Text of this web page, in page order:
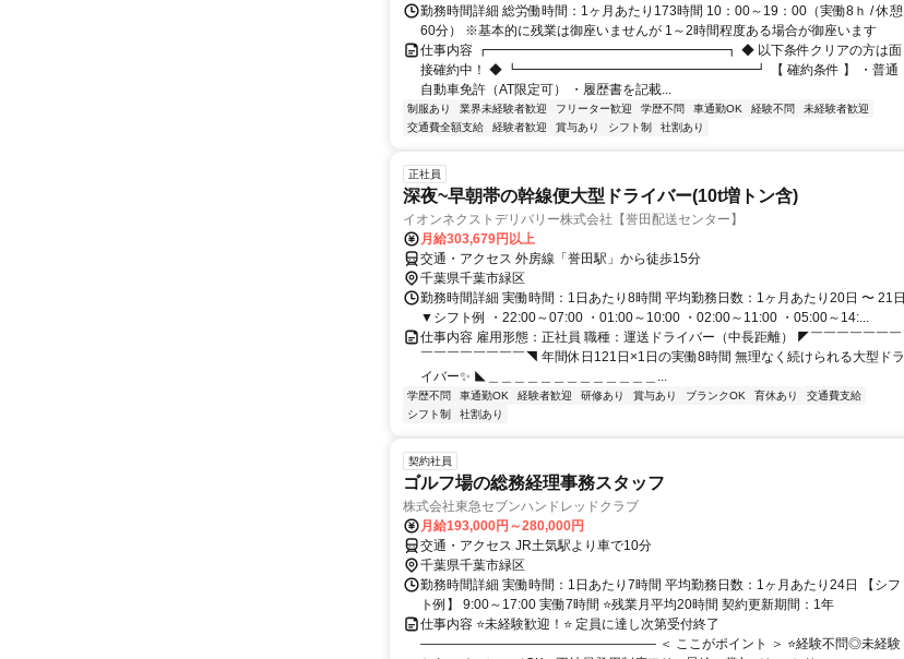
勤務時間詳細 総労働時間：1ヶ月あたり173時間 10：00～19：00（実働8ｈ / 休憩
60分） ※基本的に残業は御座いませんが 1～2時間程度ある場合が御座います
仕事内容 ┏━━━━━━━━━━━━━━━━━━┓ ◆ 以下条件クリアの方は面
接確約中！ ◆ ┗━━━━━━━━━━━━━━━━━━┛ 【 確約条件 】 ・普通
自動車免許（AT限定可） ・履歴書を記載...
制服あり 業界未経験者歓迎 フリーター歓迎 学歴不問 車通勤OK 経験不問
未経験者歓迎
交通費全額支給
経験者歓迎 賞与あり シフト制 社割あり
正社員
深夜~早朝帯の幹線便大型ドライバー(10t増トン含)
イオンネクストデリバリー株式会社【誉田配送センター】
月給303,679円以上
交通・アクセス 外房線「誉田駅」から徒歩15分
千葉県千葉市緑区
勤務時間詳細 実働時間：1日あたり8時間 平均勤務日数：1ヶ月あたり20日 〜 21日
▼シフト例 ・22:00～07:00 ・01:00～10:00 ・02:00～11:00 ・05:00～14:...
仕事内容 雇用形態：正社員 職種：運送ドライバー（中長距離） ◤￣￣￣￣￣￣￣
￣￣￣￣￣￣￣￣◥ 年間休日121日×1日の実働8時間 無理なく続けられる大型ドラ
イバー✨ ◣＿＿＿＿＿＿＿＿＿＿＿＿＿...
学歴不問 車通勤OK 経験者歓迎 研修あり 賞与あり ブランクOK 育休あり
交通費支給
シフト制
社割あり
契約社員
ゴルフ場の総務経理事務スタッフ
株式会社東急セブンハンドレッドクラブ
月給193,000円～280,000円
交通・アクセス JR土気駅より車で10分
千葉県千葉市緑区
勤務時間詳細 実働時間：1日あたり7時間 平均勤務日数：1ヶ月あたり24日 【シフ
ト例】 9:00～17:00 実働7時間 ⭐残業月平均20時間 契約更新期間：1年
仕事内容 ⭐未経験歓迎！⭐ 定員に達し次第受付終了
―――――――――――――――――― ＜ ここがポイント ＞ ⭐経験不問◎未経験